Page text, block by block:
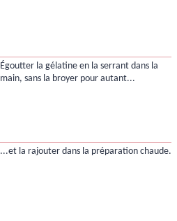
Égoutter la gélatine en la serrant dans la
main, sans la broyer pour autant...
...et la rajouter dans la préparation chaude.